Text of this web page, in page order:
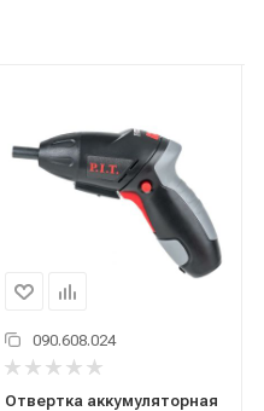
090.608.024
Отвертка аккумуляторная